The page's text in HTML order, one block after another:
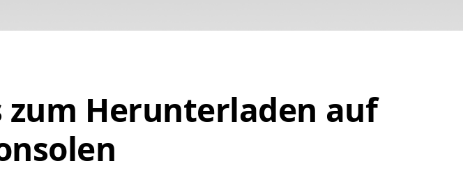
zum Herunterladen auf